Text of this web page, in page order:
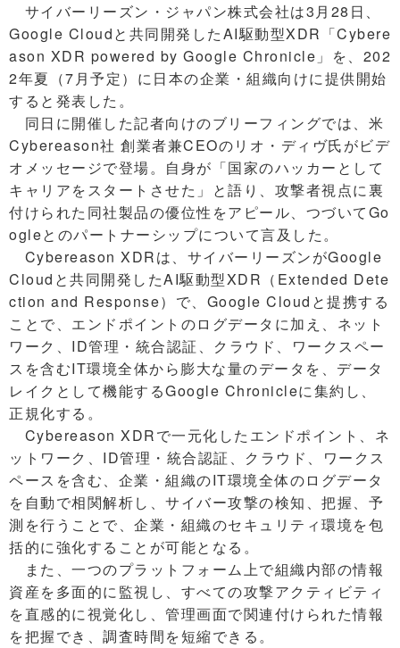
サイバーリーズン・ジャパン株式会社は3月28日、
Google Cloudと共同開発したAI駆動型XDR「Cybere
ason XDR powered by Google Chronicle」を、202
2年夏（7月予定）に日本の企業・組織向けに提供開始
すると発表した。
同日に開催した記者向けのブリーフィングでは、米
Cybereason社 創業者兼CEOのリオ・ディヴ氏がビデ
オメッセージで登場。自身が「国家のハッカーとして
キャリアをスタートさせた」と語り、攻撃者視点に裏
付けられた同社製品の優位性をアピール、つづいてGo
ogleとのパートナーシップについて言及した。
Cybereason XDRは、サイバーリーズンがGoogle
Cloudと共同開発したAI駆動型XDR（Extended Dete
ction and Response）で、Google Cloudと提携する
ことで、エンドポイントのログデータに加え、ネット
ワーク、ID管理・統合認証、クラウド、ワークスペー
スを含むIT環境全体から膨大な量のデータを、データ
レイクとして機能するGoogle Chronicleに集約し、
正規化する。
Cybereason XDRで一元化したエンドポイント、ネ
ットワーク、ID管理・統合認証、クラウド、ワークス
ペースを含む、企業・組織のIT環境全体のログデータ
を自動で相関解析し、サイバー攻撃の検知、把握、予
測を行うことで、企業・組織のセキュリティ環境を包
括的に強化することが可能となる。
また、一つのプラットフォーム上で組織内部の情報
資産を多⾯的に監視し、すべての攻撃アクティビティ
を直感的に視覚化し、管理画面で関連付けられた情報
を把握でき、調査時間を短縮できる。